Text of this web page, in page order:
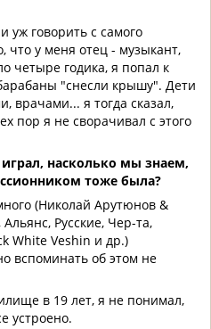
уж говорить с самого
что у меня отец - музыкант,
четыре годика, я попал к
"снесли крышу". Дети
врачами... я тогда сказал,
пор я не сворачивал с этого
насколько мы знаем,
тоже была?
(Николай Арутюнов &
Русские, Чер-та,
White Veshin и др.)
вспоминать об этом не
в 19 лет, я не понимал,
устроено.